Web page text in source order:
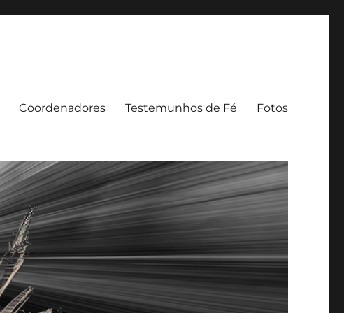
Coordenadores Testemunhos de Fé Fotos